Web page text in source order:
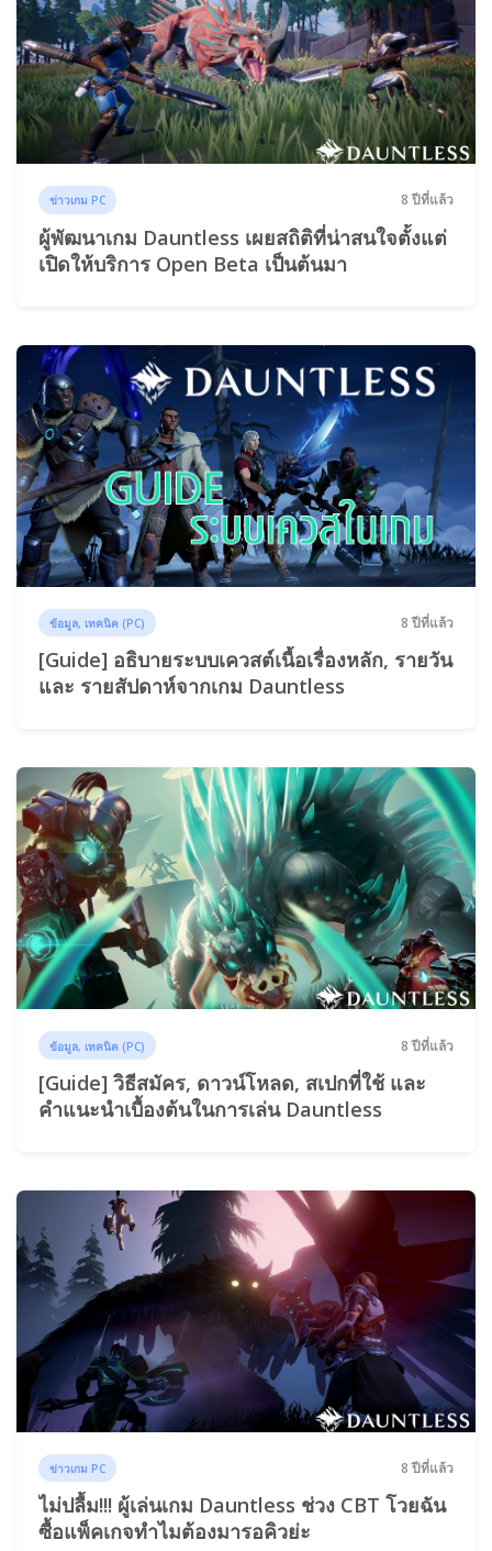
ข่าวเกม PC 8 ปีที่แล้ว
ผู้พัฒนาเกม Dauntless เผยสถิติที่น่าสนใจตั้งแต่
เปิดให้บริการ Open Beta เป็นต้นมา
ข้อมูล, เทคนิค (PC) 8 ปีที่แล้ว
[Guide] อธิบายระบบเควสต์เนื้อเรื่องหลัก, รายวัน
และ รายสัปดาห์จากเกม Dauntless
ข้อมูล, เทคนิค (PC) 8 ปีที่แล้ว
[Guide] วิธีสมัคร, ดาวน์โหลด, สเปกที่ใช้ และ
คำแนะนำเบื้องต้นในการเล่น Dauntless
ข่าวเกม PC 8 ปีที่แล้ว
ไม่ปลื้ม!!! ผู้เล่นเกม Dauntless ช่วง CBT โวยฉัน
ซื้อแพ็คเกจทำไมต้องมารอคิวย่ะ